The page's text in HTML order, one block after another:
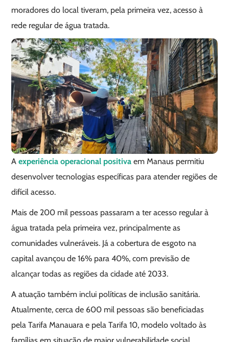
moradores do local tiveram, pela primeira vez, acesso à
rede regular de água tratada.
Aexperiência operacional positiva em Manaus permitiu
desenvolver tecnologias específicas para atender regiões de
difícil acesso.
Mais de 200 mil pessoas passaram a ter acesso regular à
água tratada pela primeira vez, principalmente as
comunidades vulneráveis. Já a cobertura de esgoto na
capital avançou de 16% para 40%, com previsão de
alcançar todas as regiões da cidade até 2033.
A atuação também inclui políticas de inclusão sanitária.
Atualmente, cerca de 600 mil pessoas são beneficiadas
pela Tarifa Manauara e pela Tarifa 10, modelo voltado às